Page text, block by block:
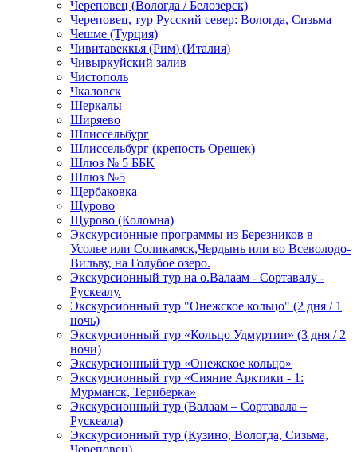
Череповец (Вологда / Белозерск)
Череповец, тур Русский север: Вологда, Сизьма
Чешме (Турция)
Чивитавеккья (Рим) (Италия)
Чивыркуйский залив
Чистополь
Чкаловск
Шеркалы
Ширяево
Шлиссельбург
Шлиссельбург (крепость Орешек)
Шлюз № 5 ББК
Шлюз №5
Щербаковка
Щурово
Щурово (Коломна)
Экскурсионные программы из Березников в
Усолье или Соликамск,Чердынь или во Всеволодо-
Вильву, на Голубое озеро.
Экскурсионный тур на о.Валаам - Сортавалу -
Рускеалу.
Экскурсионный тур "Онежское кольцо" (2 дня / 1
ночь)
Экскурсионный тур «Кольцо Удмуртии» (3 дня / 2
ночи)
Экскурсионный тур «Онежское кольцо»
Экскурсионный тур «Сияние Арктики - 1:
Мурманск, Териберка»
Экскурсионный тур (Валаам – Сортавала –
Рускеала)
Экскурсионный тур (Кузино, Вологда, Сизьма,
Череповец)